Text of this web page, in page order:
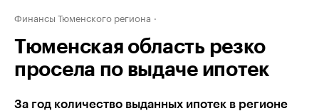
Финансы Тюменского региона
Тюменская область резко
просела по выдаче ипотек
За год количество выданных ипотек в регионе